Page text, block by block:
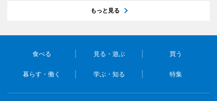
もっと見る
食べる 見る・遊ぶ 買う
暮らす・働く 学ぶ・知る 特集